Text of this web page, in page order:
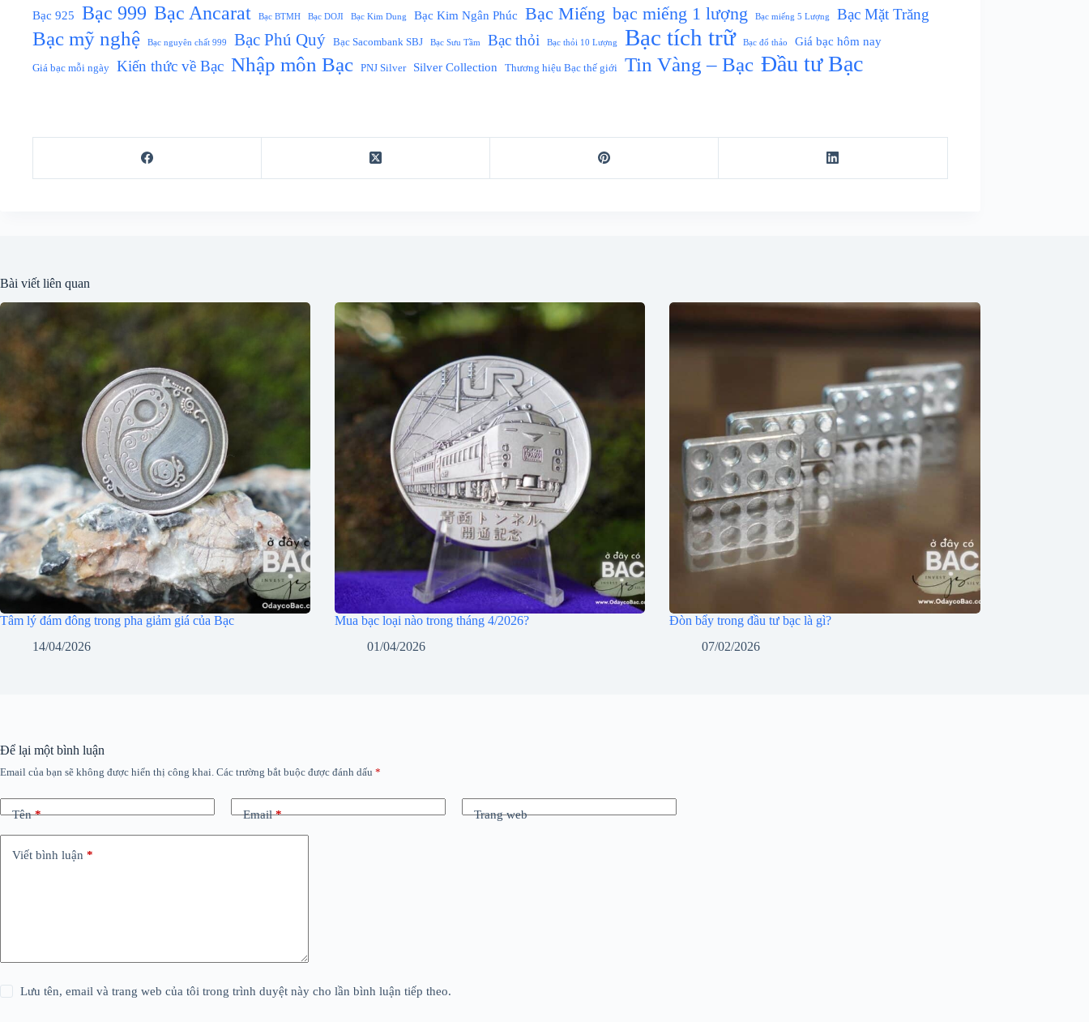
Bạc 925 Bạc 999 Bạc Ancarat Bạc BTMH Bạc DOJI Bạc Kim Dung Bạc Kim Ngân Phúc Bạc Miếng bạc miếng 1 lượng Bạc miếng 5 Lượng Bạc Mặt Trăng
Bạc mỹ nghệ Bạc nguyên chất 999 Bạc Phú Quý Bạc Sacombank SBJ Bạc Sưu Tầm Bạc thỏi Bạc thỏi 10 Lượng Bạc tích trữ Bạc đổ thảo Giá bạc hôm nay
Giá bạc mỗi ngày Kiến thức về Bạc Nhập môn Bạc PNJ Silver Silver Collection Thương hiệu Bạc thế giới Tin Vàng – Bạc Đầu tư Bạc
Bài viết liên quan
Tâm lý đám đông trong pha giảm giá của Bạc
14/04/2026
Mua bạc loại nào trong tháng 4/2026?
01/04/2026
Đòn bẩy trong đầu tư bạc là gì?
07/02/2026
Để lại một bình luận
Email của bạn sẽ không được hiển thị công khai. Các trường bắt buộc được đánh dấu *
Tên* Email* Trang web
Viết bình luận *
Lưu tên, email và trang web của tôi trong trình duyệt này cho lần bình luận tiếp theo.